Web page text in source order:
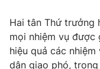
Video
VTV Money
Hai tân Thứ trưởng
mọi nhiệm vụ được
hiệu quả các
dân giao phó,